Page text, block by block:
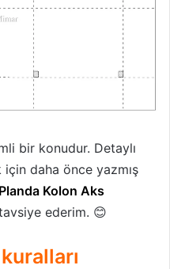
bir konudur. Detaylı
daha önce yazmış
Kolon Aks
tavsiye ederim. 😊